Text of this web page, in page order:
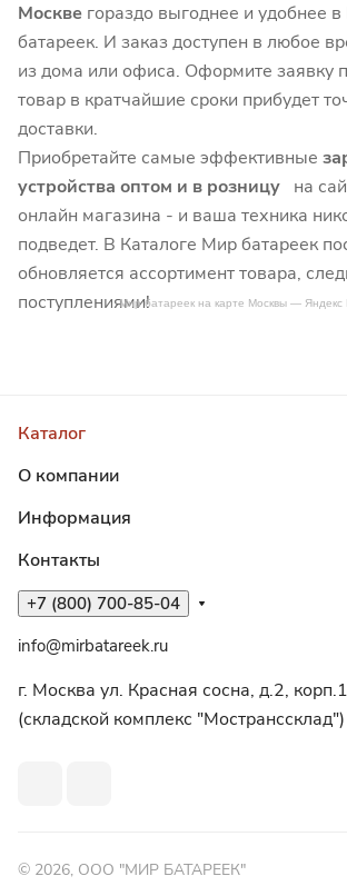
Мир батареек на карте Москвы — Яндекс
Москве гораздо выгоднее и удобнее
батареек. И заказ доступен в любое
из дома или офиса. Оформите заявку
товар в кратчайшие сроки прибудет
доставки.
Приобретайте самые эффективные
устройства оптом и в розницу на
онлайн магазина - и ваша техника
подведет. В Каталоге Мир батареек
обновляется ассортимент товара,
поступлениями!
Каталог
О компании
Информация
Контакты
+7 (800) 700-85-04
info@mirbatareek.ru
г. Москва ул. Красная сосна, д.2,
(складской комплекс "Мостранссклад")
© 2026, ООО "МИР БАТАРЕЕК"